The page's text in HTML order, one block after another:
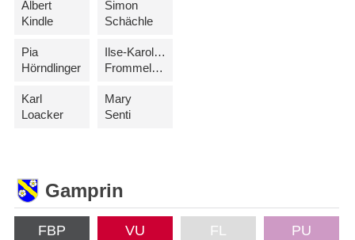
Albert
Kindle
Pia
Hörndlinger
Karl
Loacker
Simon
Schächle
Ilse-Karolina
Frommelt-Wohlwend
Mary
Senti
Gamprin
FBP VU FL PU